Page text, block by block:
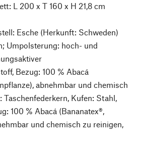
L 200 x T 160 x H 21,8 cm
Esche (Herkunft: Schweden)
Umpolsterung: hoch- und
Bezug: 100 % Abacá
abnehmbar und chemisch
Taschenfederkern, Kufen: Stahl,
100 % Abacá (Bananatex®,
und chemisch zu reinigen,